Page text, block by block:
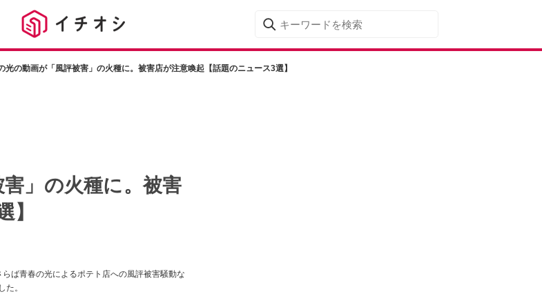
光の動画が「風評被害」の火種に。被害店が注意喚起【話題のニュース3選】
」の火種に。被害
】
ば青春の光によるポテト店への風評被害騒動な
。